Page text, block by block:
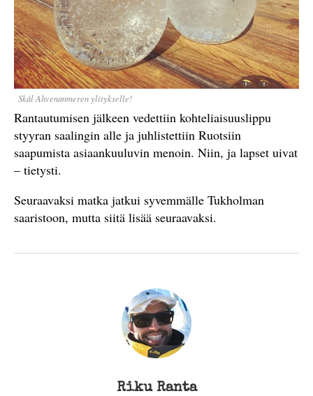
Skål Ahvenanmeren ylitykselle!
Rantautumisen jälkeen vedettiin kohteliaisuuslippu
styyran saalingin alle ja juhlistettiin Ruotsiin
saapumista asiaankuuluvin menoin. Niin, ja lapset uivat
– tietysti.
Seuraavaksi matka jatkui syvemmälle Tukholman
saaristoon, mutta siitä lisää seuraavaksi.
Riku Ranta